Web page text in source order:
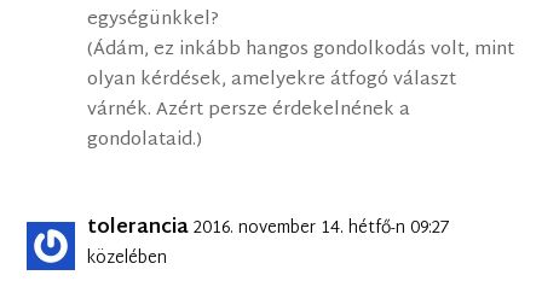
egységünkkel?
(Ádám, ez inkább hangos gondolkodás volt, mint
olyan kérdések, amelyekre átfogó választ
várnék. Azért persze érdekelnének a
gondolataid.)
tolerancia2016. november 14. hétfő-n 09:27
közelében